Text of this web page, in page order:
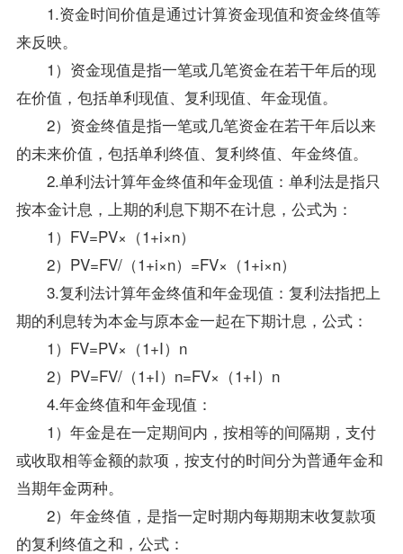
1.资金时间价值是通过计算资金现值和资金终值等
来反映。
1）资金现值是指一笔或几笔资金在若干年后的现
在价值，包括单利现值、复利现值、年金现值。
2）资金终值是指一笔或几笔资金在若干年后以来
的未来价值，包括单利终值、复利终值、年金终值。
2.单利法计算年金终值和年金现值：单利法是指只
按本金计息，上期的利息下期不在计息，公式为：
1）FV=PV×（1+i×n）
2）PV=FV/（1+i×n）=FV×（1+i×n）
3.复利法计算年金终值和年金现值：复利法指把上
期的利息转为本金与原本金一起在下期计息，公式：
1）FV=PV×（1+I）n
2）PV=FV/（1+I）n=FV×（1+I）n
4.年金终值和年金现值：
1）年金是在一定期间内，按相等的间隔期，支付
或收取相等金额的款项，按支付的时间分为普通年金和
当期年金两种。
2）年金终值，是指一定时期内每期期末收复款项
的复利终值之和，公式：